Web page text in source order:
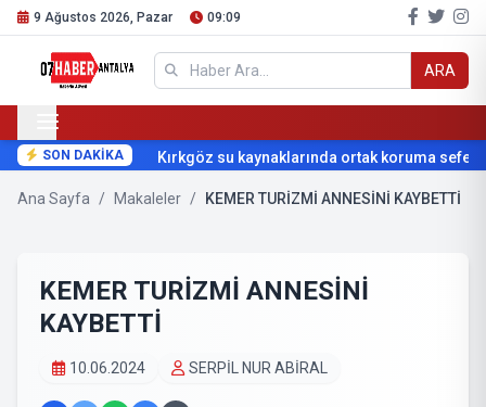
9 Ağustos 2026, Pazar 09:09
ARA
SON DAKİKA Kırkgöz su kaynaklarında ortak koruma
Ana Sayfa / Makaleler / KEMER TURİZMİ ANNESİNİ KAYBETTİ
KEMER TURİZMİ ANNESİNİ
KAYBETTİ
10.06.2024 SERPİL NUR ABİRAL